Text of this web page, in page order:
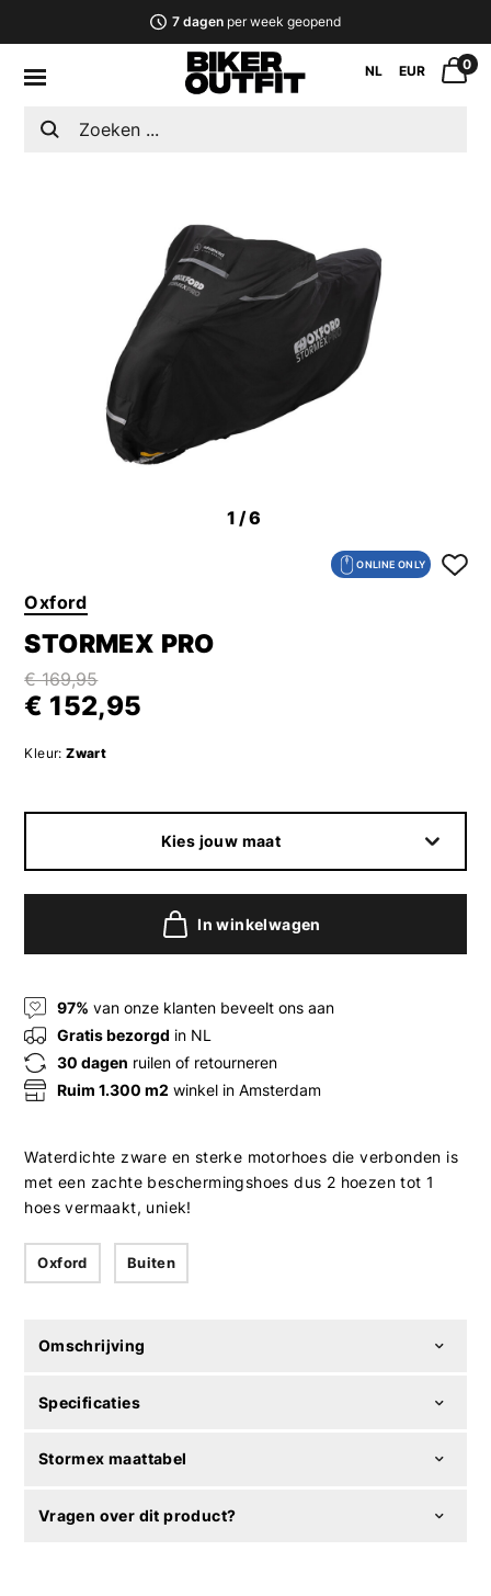
7 dagenper week geopend
NL EUR 0
1 /6
ONLINE ONLY
Oxford
STORMEX PRO
€ 169,95
€ 152,95
Kleur: Zwart
Kies jouw maat
In winkelwagen
97% van onze klanten beveelt ons aan
Gratis bezorgd in NL
30 dagen ruilen of retourneren
Ruim 1.300 m2 winkel in Amsterdam
Waterdichte zware en sterke motorhoes die verbonden is
met een zachte beschermingshoes dus 2 hoezen tot 1
hoes vermaakt, uniek!
Oxford Buiten
Omschrijving
Specificaties
Stormex maattabel
Vragen over dit product?